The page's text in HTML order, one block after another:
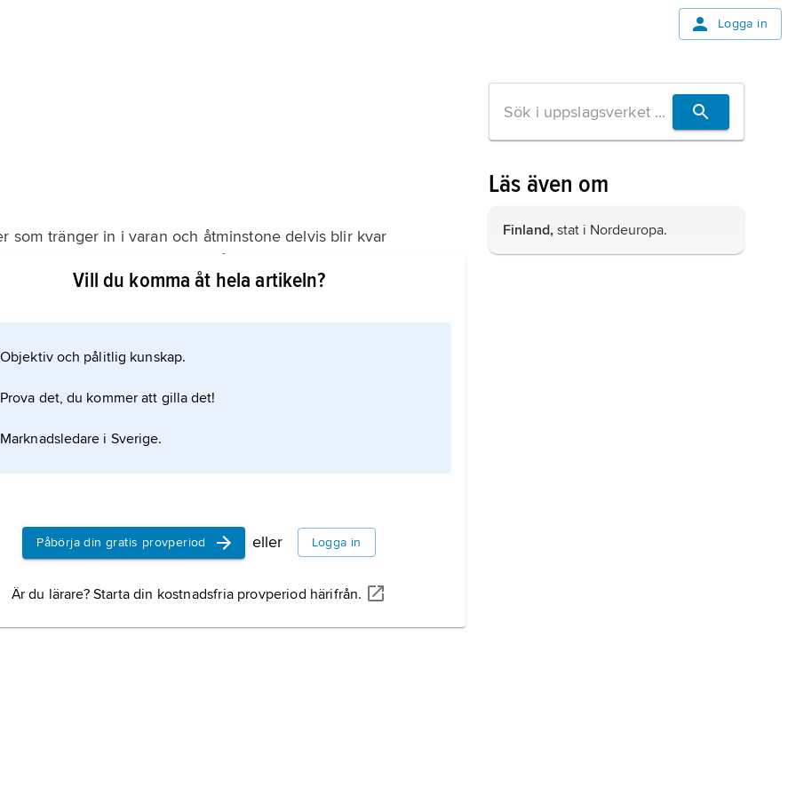
Logga in
som tränger in i varan och åtminstone delvis blir kvar
än de naturliga, t.ex. svårantändlighet,
sker oftast genom att varan förs genom ett
valsar. Genom avpressningen regleras mängden
Vill du komma åt hela artikeln?
Objektiv och pålitlig kunskap.
Prova det, du kommer att gilla det!
Marknadsledare i Sverige.
Påbörja din gratis provperiod eller Logga in
Är du lärare? Starta din kostnadsfria provperiod härifrån.
Läs även om
Finland, stat i Nordeuropa.